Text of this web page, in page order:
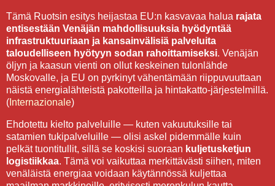
Tämä Ruotsin esitys heijastaa EU:n kasvavaa halua rajata
entisestään Venäjän mahdollisuuksia hyödyntää
infrastruktuuriaan ja kansainvälisiä palveluita
taloudelliseen hyötyyn sodan rahoittamiseksi. Venäjän
öljyn ja kaasun vienti on ollut keskeinen tulonlähde
Moskovalle, ja EU on pyrkinyt vähentämään riippuvuuttaan
näistä energialähteistä pakotteilla ja hintakatto-järjestelmillä.
( Internazionale)
Ehdotettu kielto palveluille — kuten vakuutuksille tai
satamien tukipalveluille — olisi askel pidemmälle kuin
pelkät tuontitullit, sillä se koskisi suoraan kuljetusketjun
logistiikkaa. Tämä voi vaikuttaa merkittävästi siihen, miten
venäläistä energiaa voidaan käytännössä kuljettaa